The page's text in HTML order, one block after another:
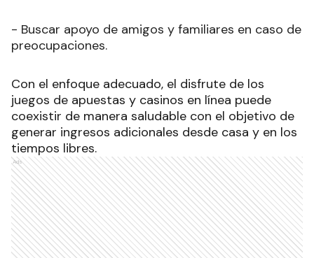
- Buscar apoyo de amigos y familiares en caso de
preocupaciones.
Con el enfoque adecuado, el disfrute de los
juegos de apuestas y casinos en línea puede
coexistir de manera saludable con el objetivo de
generar ingresos adicionales desde casa y en los
tiempos libres.
Ads